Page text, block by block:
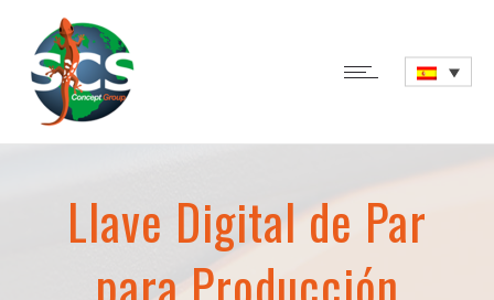
Llave Digital de Par